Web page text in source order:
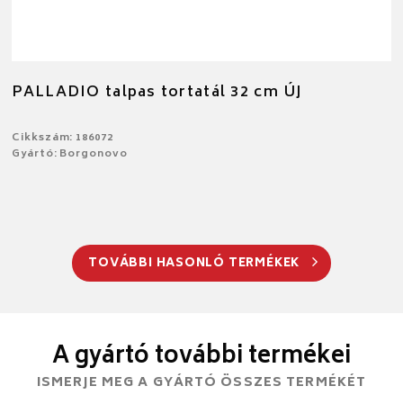
PALLADIO talpas tortatál 32 cm ÚJ
Cikkszám: 186072
Gyártó: Borgonovo
TOVÁBBI HASONLÓ TERMÉKEK
A gyártó további termékei
ISMERJE MEG A GYÁRTÓ ÖSSZES TERMÉKÉT